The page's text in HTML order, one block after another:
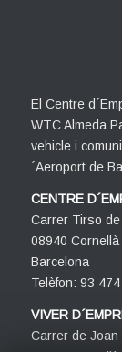
El Centre
WTC Almeda
vehicle i
´Aeroport de
CENTRE
Carrer Tirso
08940
Barcelona
Telèfon: 93
VIVER
Carrer de Joan